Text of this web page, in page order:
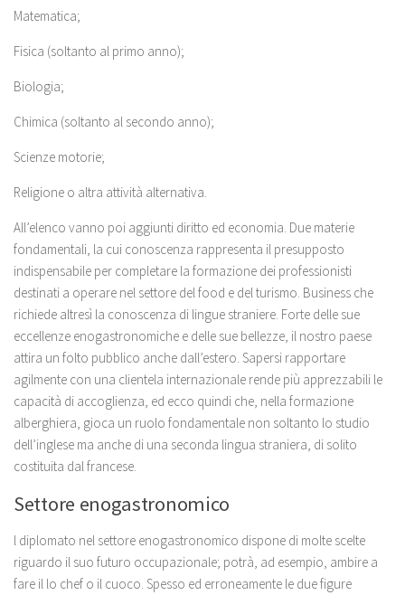
Matematica;
Fisica (soltanto al primo anno);
Biologia;
Chimica (soltanto al secondo anno);
Scienze motorie;
Religione o altra attività alternativa.
All’elenco vanno poi aggiunti diritto ed economia. Due materie
fondamentali, la cui conoscenza rappresenta il presupposto
indispensabile per completare la formazione dei professionisti
destinati a operare nel settore del food e del turismo. Business che
richiede altresì la conoscenza di lingue straniere. Forte delle sue
eccellenze enogastronomiche e delle sue bellezze, il nostro paese
attira un folto pubblico anche dall’estero. Sapersi rapportare
agilmente con una clientela internazionale rende più apprezzabili le
capacità di accoglienza, ed ecco quindi che, nella formazione
alberghiera, gioca un ruolo fondamentale non soltanto lo studio
dell’inglese ma anche di una seconda lingua straniera, di solito
costituita dal francese.
Settore enogastronomico
l diplomato nel settore enogastronomico dispone di molte scelte
riguardo il suo futuro occupazionale; potrà, ad esempio, ambire a
fare il lo chef o il cuoco. Spesso ed erroneamente le due figure